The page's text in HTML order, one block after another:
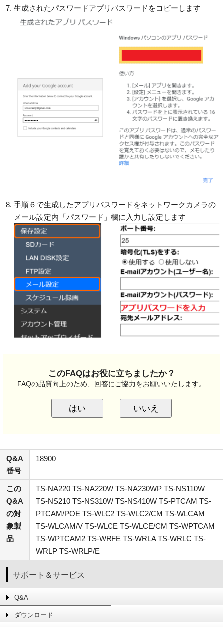
生成されたパスワードアプリパスワードをコピーします
手順６で生成したアプリパスワードをネットワークカメラの
メール設定内「パスワード」欄に入力し設定します
このFAQはお役に立ちましたか？
FAQの品質向上のため、回答にご協力をお願いいたします。
はい いいえ
Q&A
番号
18900
この
Q&A
の対
象製
品
TS-NA220 TS-NA220W TS-NA230WP TS-NS110W
TS-NS210 TS-NS310W TS-NS410W TS-PTCAM TS-
PTCAM/POE TS-WLC2 TS-WLC2/CM TS-WLCAM
TS-WLCAM/V TS-WLCE TS-WLCE/CM TS-WPTCAM
TS-WPTCAM2 TS-WRFE TS-WRLA TS-WRLC TS-
WRLP TS-WRLP/E
サポート＆サービス
Q&A
ダウンロード